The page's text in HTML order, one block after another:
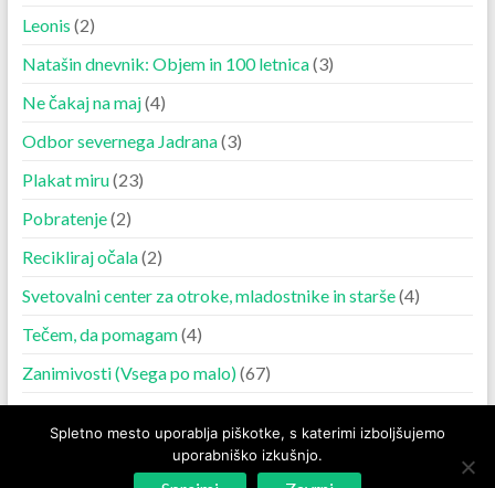
Leonis (2)
Natašin dnevnik: Objem in 100 letnica(3)
Ne čakaj na maj(4)
Odbor severnega Jadrana(3)
Plakat miru(23)
Pobratenje(2)
Recikliraj očala(2)
Svetovalni center za otroke, mladostnike in starše(4)
Tečem, da pomagam(4)
Zanimivosti (Vsega po malo)(67)
Lions Klub Izola-Isola . Powered by
Spacious by
ThemeGrill.
Spletno mesto uporablja piškotke, s katerimi izboljšujemo
uporabniško izkušnjo.